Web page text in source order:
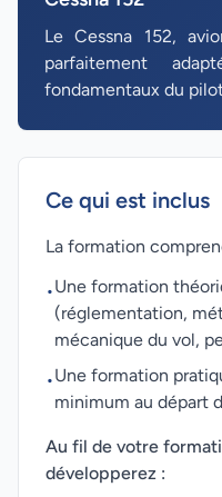
Le Cessna 152,
parfaitement
fondamentaux du
Ce qui est inclus
La formation
•Une formation
(réglementation,
mécanique du vol,
•Une formation
minimum au départ
Au fil de votre
développerez :